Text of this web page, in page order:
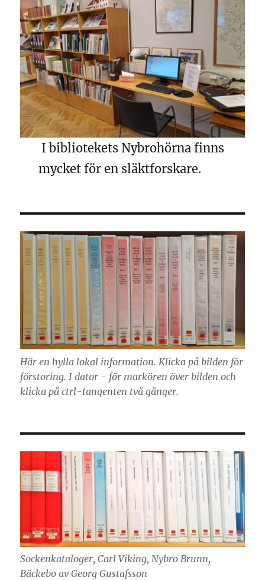
I bibliotekets Nybrohörna finns
mycket för en släktforskare.
Här en hylla lokal information. Klicka på bilden för
förstoring. I dator - för markören över bilden och
klicka på ctrl-tangenten två gånger.
Sockenkataloger, Carl Viking, Nybro Brunn,
Bäckebo av Georg Gustafsson